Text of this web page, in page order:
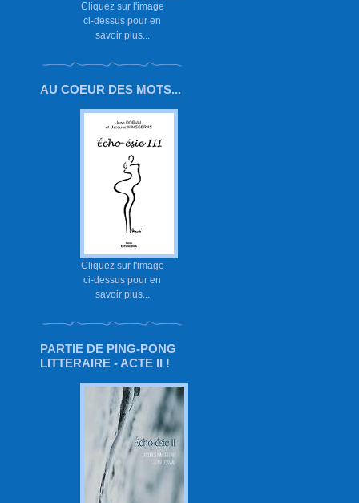
Cliquez sur l'image
ci-dessus pour en
savoir plus...
AU COEUR DES MOTS...
Cliquez sur l'image
ci-dessus pour en
savoir plus...
PARTIE DE PING-PONG
LITTERAIRE - ACTE II !